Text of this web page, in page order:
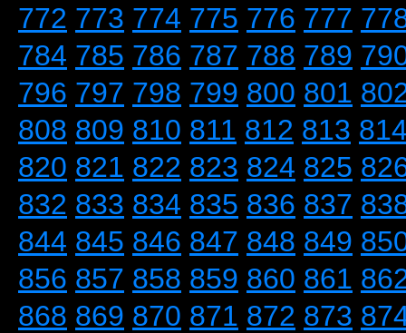
772 773 774 775 776 777
784 785 786 787 788 789
796 797 798 799 800 801
808 809 810 811 812 813
820 821 822 823 824 825
832 833 834 835 836 837
844 845 846 847 848 849
856 857 858 859 860 861
868 869 870 871 872 873